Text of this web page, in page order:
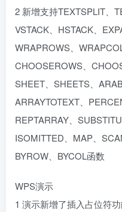
2 新增支持TEXTSPLIT、
VSTACK、HSTACK、
WRAPROWS、
CHOOSEROWS、
SHEET、SHEETS、
ARRAYTOTEXT、
REPTARRAY、
ISOMITTED、MAP、
BYROW、BYCOL函数
WPS演示
1 演示新增了插入占位符